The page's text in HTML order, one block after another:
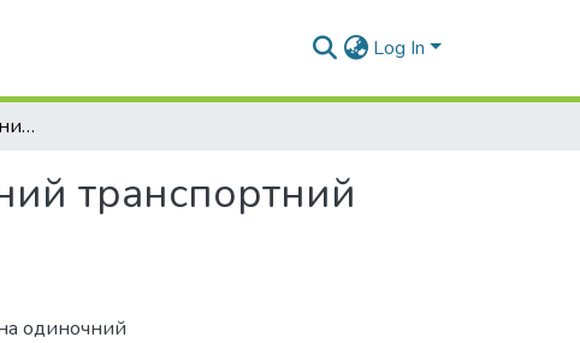
Log In
Врахування стохастичних впливів на одиночний транспортний засіб у мікромоделях транспортних потоків
транспортний
одиночний